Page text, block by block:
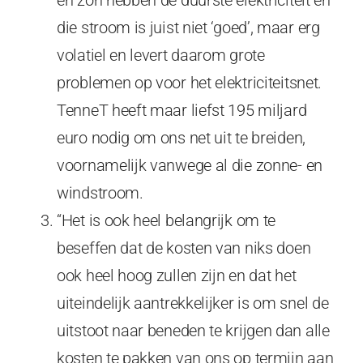
die stroom is juist niet ‘goed’, maar erg
volatiel en levert daarom grote
problemen op voor het elektriciteitsnet.
TenneT heeft maar liefst 195 miljard
euro nodig om ons net uit te breiden,
voornamelijk vanwege al die zonne- en
windstroom.
“Het is ook heel belangrijk om te
beseffen dat de kosten van niks doen
ook heel hoog zullen zijn en dat het
uiteindelijk aantrekkelijker is om snel de
uitstoot naar beneden te krijgen dan alle
kosten te pakken van ons op termijn aan